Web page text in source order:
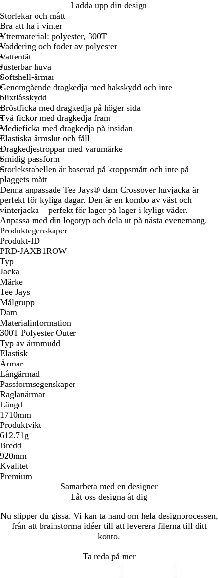
r
t
Ladda upp din design
Storlekar och mått
Bra att ha i vinter
Yttermaterial: polyester, 300T
Vaddering och foder av polyester
Vattentät
Justerbar huva
Softshell-ärmar
Genomgående dragkedja med hakskydd och inre
blixtlåsskydd
Bröstficka med dragkedja på höger sida
Två fickor med dragkedja fram
Medieficka med dragkedja på insidan
Elastiska ärmslut och fåll
Dragkedjestroppar med varumärke
Smidig passform
Storlekstabellen är baserad på kroppsmått och inte på
plaggets mått
Denna anpassade Tee Jays® dam Crossover huvjacka är
perfekt för kyliga dagar. Den är en kombo av väst och
vinterjacka – perfekt för lager på lager i kyligt väder.
Anpassa med din logotyp och dela ut på nästa evenemang.
Produktegenskaper
Produkt-ID
PRD-JAXB1ROW
Typ
Jacka
Märke
Tee Jays
Målgrupp
Dam
Materialinformation
300T Polyester Outer
Typ av ärmmudd
Elastisk
Ärmar
Långärmad
Passformsegenskaper
Raglanärmar
Längd
1710mm
Produktvikt
612.71g
Bredd
920mm
Kvalitet
Premium
Samarbeta med en designer
Låt oss designa åt dig
Nu slipper du gissa. Vi kan ta hand om hela designprocessen,
från att brainstorma idéer till att leverera filerna till ditt
konto.
Ta reda på mer